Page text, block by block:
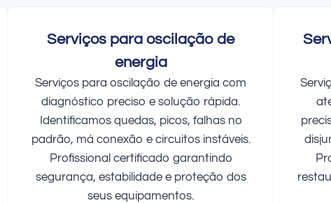
Serviços para oscilação de
energia
Serviços para oscilação de energia com
diagnóstico preciso e solução rápida.
Identificamos quedas, picos, falhas no
padrão, má conexão e circuitos instáveis.
Profissional certificado garantindo
segurança, estabilidade e proteção dos
seus equipamentos.